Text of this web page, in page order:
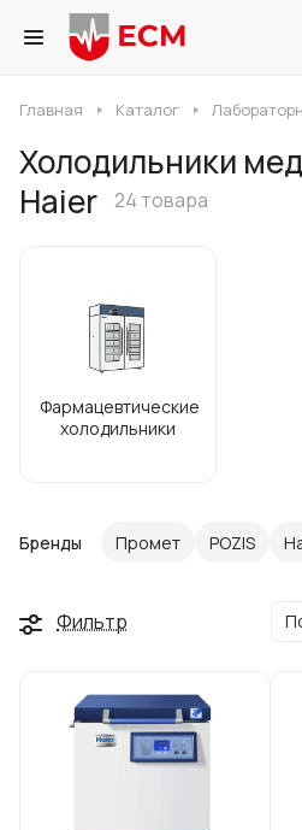
Главная Каталог
Холодильники
Haier
24 товара
Фармацевтические
холодильники
Бренды Промет POZIS
Фильтр